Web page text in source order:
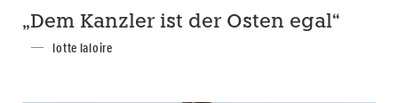
„Dem Kanzler ist der Osten egal“
lotte laloire